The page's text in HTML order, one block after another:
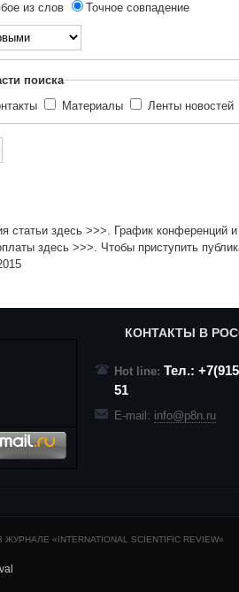
из слов Точное совпадение
поиска
Материалы Ленты новостей
статьи здесь >>>. График конференций
здесь >>>. Чтобы приступить
КОНТАКТЫ В
Hot line: Тел.:
51
E-mail: info@p8n.ru
«INTERNATIONAL SCIENTIFIC REVIEW»